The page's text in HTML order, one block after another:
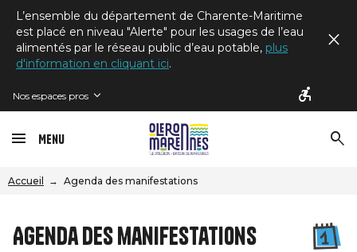
L’ensemble du département de Charente-Maritime
est placé en niveau "Alerte" pour les usages de l’eau
alimentés par le réseau public d’eau potable, plus
d'information en cliquant ici.
Nos espaces pros
Menu
Accueil Agenda des manifestations
Agenda des manifestations